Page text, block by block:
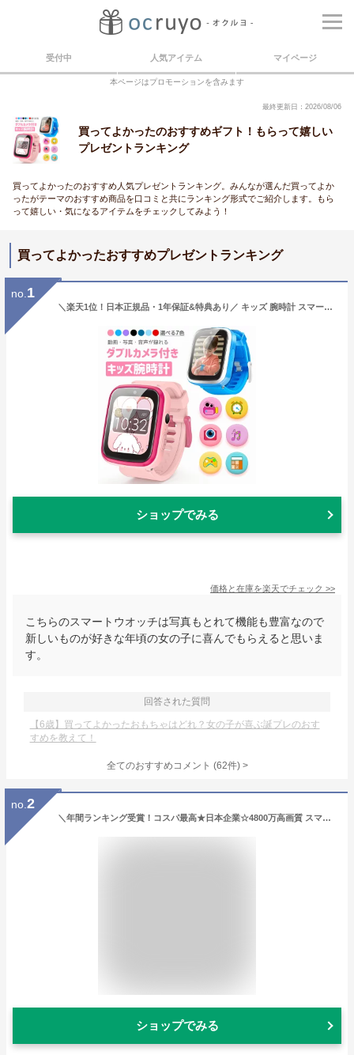
受付中 人気アイテム マイページ
本ページはプロモーションを含みます
最終更新日：2026/08/06
買ってよかったのおすすめギフト！もらって嬉しい
プレゼントランキング
買ってよかったのおすすめ人気プレゼントランキング。みんなが選んだ買ってよか
ったがテーマのおすすめ商品を口コミと共にランキング形式でご紹介します。もら
って嬉しい・気になるアイテムをチェックしてみよう！
買ってよかったおすすめプレゼントランキング
no. 1
＼楽天1位！日本正規品・1年保証&特典あり／ キッズ 腕時計 スマートウォッチ 子供 腕時計 32GB 35万画素 カメラ 大画面 録画録音 ゲーム 音楽 アラーム 歩数計 知育玩具 4歳 5歳 6歳 7歳 8歳 9歳 10歳 男の子 女の子 おもちゃ 小学生 子供 誕生日 クリスマスプレゼント 人気
ショップでみる
価格と在庫を楽天でチェック >>
こちらのスマートウオッチは写真もとれて機能も豊富なので
新しいものが好きな年頃の女の子に喜んでもらえると思いま
す。
回答された質問
【6歳】買ってよかったおもちゃはどれ？女の子が喜ぶ誕プレのおす
すめを教えて！
全てのおすすめコメント (62件) >
no. 2
＼年間ランキング受賞！コスパ最高★日本企業☆4800万高画質 スマホ転送／ 子供用 カメラ デジタルカメラ 1080p録画 32GB キッズカメラ トイカメラ おもちゃ 男の子 女の子 プレゼント 2歳 3歳 4歳 5歳 キッズ 知育玩具 子供 誕生日プレゼント クリスマス プレゼント ギフト
ショップでみる